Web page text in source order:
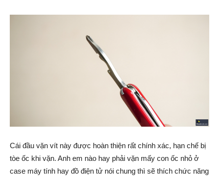
Cái đầu vặn vít này được hoàn thiện rất chính xác, hạn chế bị
tòe ốc khi vặn. Anh em nào hay phải vặn mấy con ốc nhỏ ở
case máy tính hay đồ điện tử nói chung thì sẽ thích chức năng